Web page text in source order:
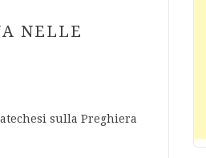
NELLE
sulla Preghiera